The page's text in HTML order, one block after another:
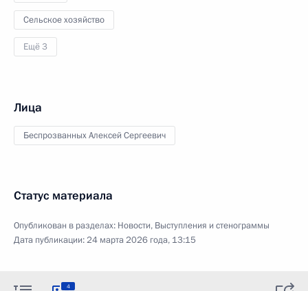
Сельское хозяйство
Ещё 3
Лица
Беспрозванных Алексей Сергеевич
Статус материала
Опубликован в разделах: Новости, Выступления и стенограммы
Дата публикации:24 марта 2026 года, 13:15
4